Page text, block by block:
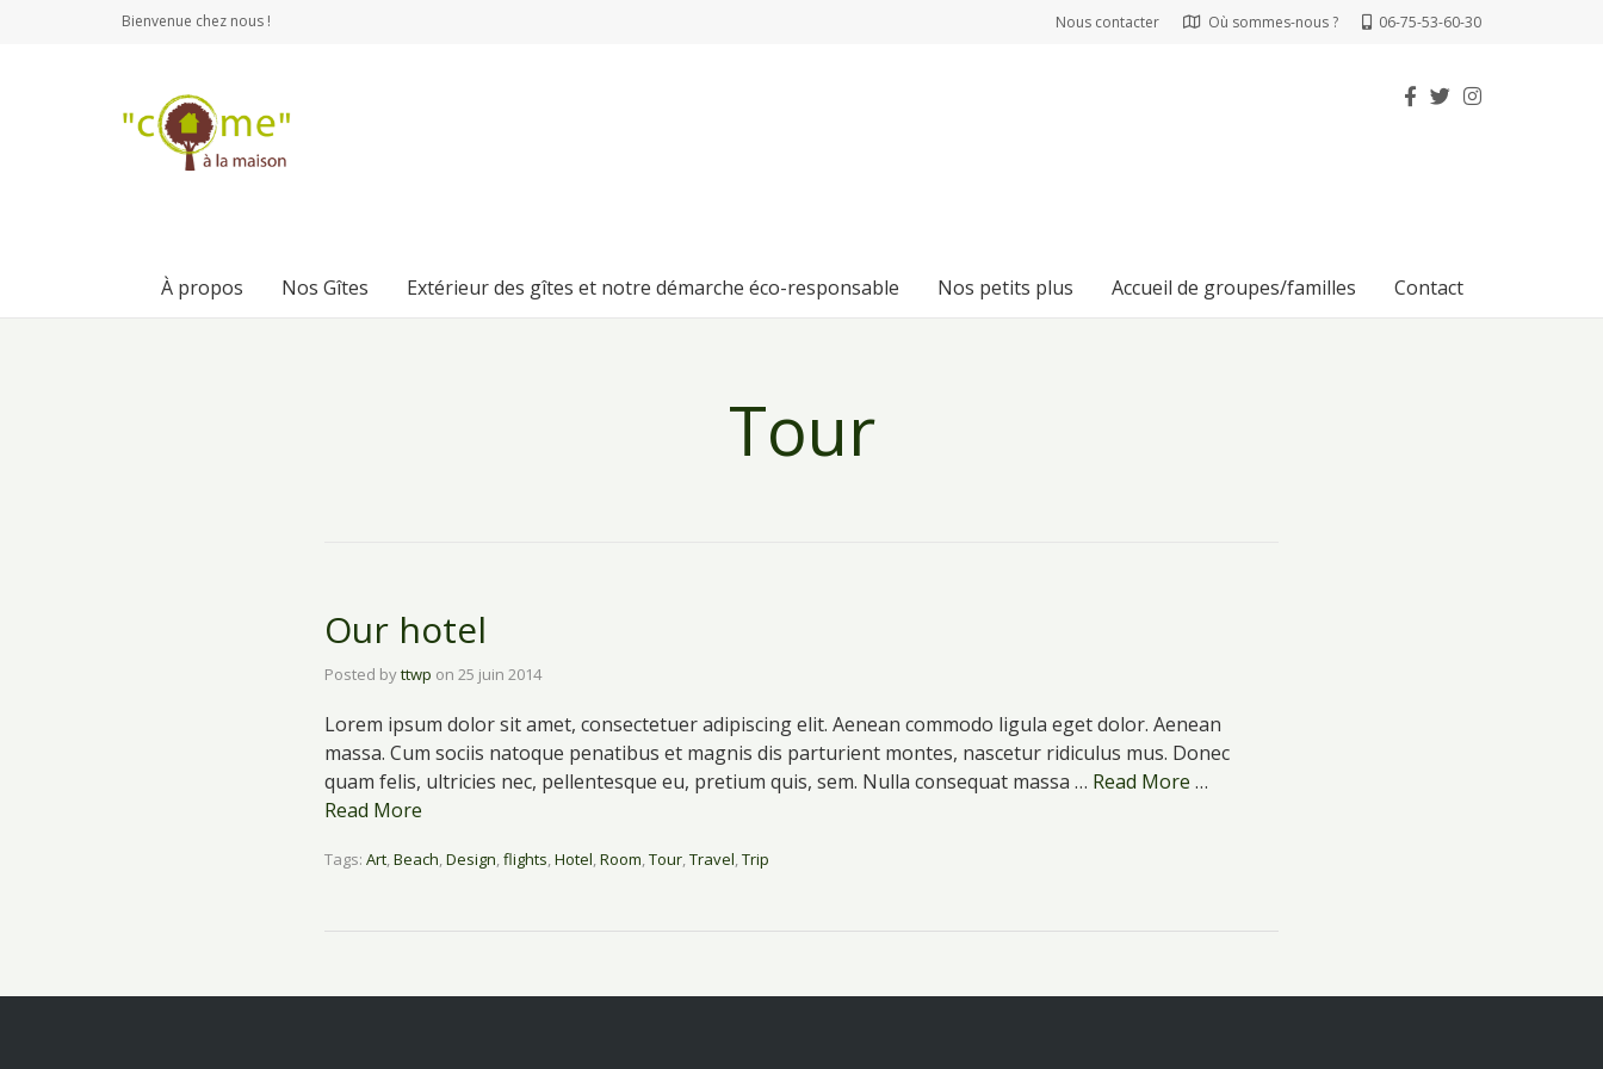
Bienvenue chez nous ! Nous contacter Où sommes-nous ? 06-75-53-60-30
À propos Nos Gîtes Extérieur des gîtes et notre démarche éco-responsable Nos petits plus Accueil de groupes/familles Contact
Tour
Our hotel
Posted byttwp on 25 juin 2014
Lorem ipsum dolor sit amet, consectetuer adipiscing elit. Aenean commodo ligula eget dolor. Aenean
massa. Cum sociis natoque penatibus et magnis dis parturient montes, nascetur ridiculus mus. Donec
quam felis, ultricies nec, pellentesque eu, pretium quis, sem. Nulla consequat massa … Read More …
Read More
Tags: Art,Beach,Design,flights,Hotel,Room,Tour,Travel,Trip